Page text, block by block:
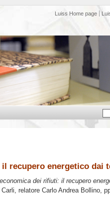
Luiss Home page
recupero energetico dai
dei rifiuti: il recupero
relatore Carlo Andrea Bollino,